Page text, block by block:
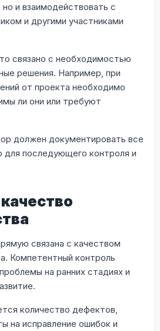
и взаимодействовать с
и другими участниками
связано с необходимостью
решения. Например, при
от проекта необходимо
ли они или требуют
должен документировать все
для последующего контроля и
связана с качеством
Компетентный контроль
на ранних стадиях и
количество дефектов,
на исправление ошибок и